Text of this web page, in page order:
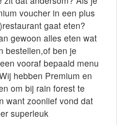
voucher in een plus
gaat eten?
gewoon alles eten wat
bestellen,of ben je
vooraf bepaald menu
hebben Premium en
om bij rain forest te
want zoonlief vond dat
superleuk